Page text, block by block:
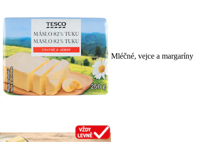
Mléčné, vejce a margaríny